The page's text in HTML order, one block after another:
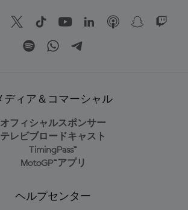
ディア＆コマーシャル
オフィシャルスポンサー
テレビブロードキャスト
TimingPass™
MotoGP™アプリ
ヘルプセンター